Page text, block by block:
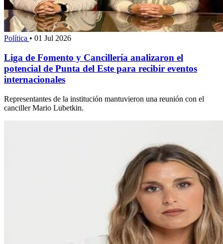
Política • 01 Jul 2026
Liga de Fomento y Cancillería analizaron el
potencial de Punta del Este para recibir eventos
internacionales
Representantes de la institución mantuvieron una reunión con el
canciller Mario Lubetkin.